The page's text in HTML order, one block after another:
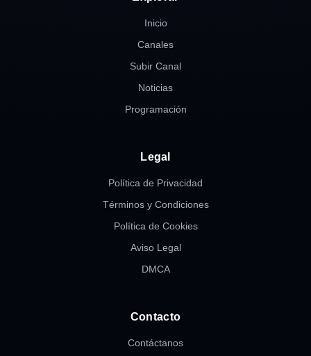
Inicio
Canales
Subir Canal
Noticias
Programación
Legal
Política de Privacidad
Términos y Condiciones
Política de Cookies
Aviso Legal
DMCA
Contacto
Contáctanos